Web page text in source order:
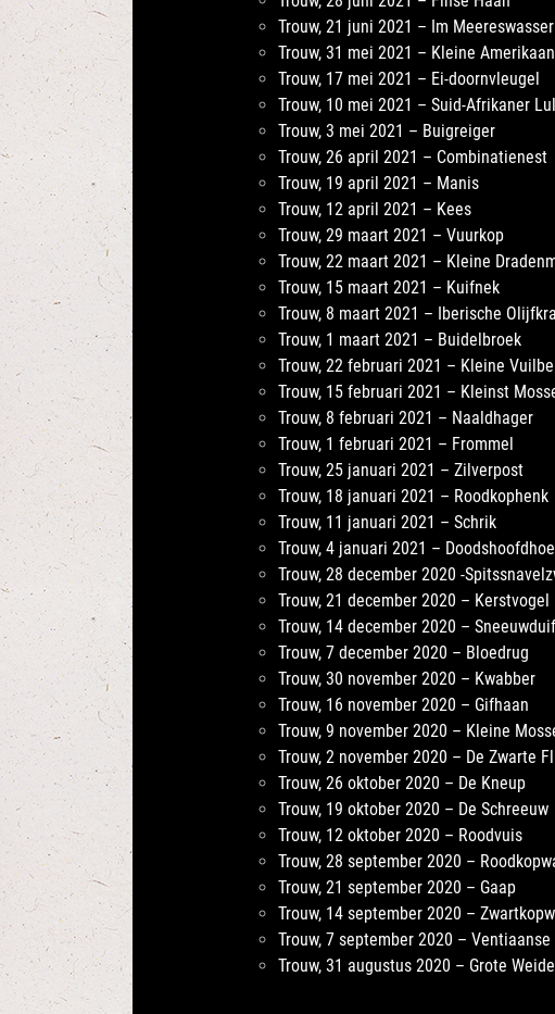
Trouw, 21 juni 2021 – Im
Trouw, 31 mei 2021 – Kleine
Trouw, 17 mei 2021 – Ei-doornvleugel
Trouw, 10 mei 2021 – Suid-Afrikaner
Trouw, 3 mei 2021 – Buigreiger
Trouw, 26 april 2021 – Combinatienest
Trouw, 19 april 2021 – Manis
Trouw, 12 april 2021 – Kees
Trouw, 29 maart 2021 – Vuurkop
Trouw, 22 maart 2021 – Kleine
Trouw, 15 maart 2021 – Kuifnek
Trouw, 8 maart 2021 – Iberische
Trouw, 1 maart 2021 – Buidelbroek
Trouw, 22 februari 2021 – Kleine
Trouw, 15 februari 2021 – Kleinst
Trouw, 8 februari 2021 – Naaldhager
Trouw, 1 februari 2021 – Frommel
Trouw, 25 januari 2021 – Zilverpost
Trouw, 18 januari 2021 – Roodkophenk
Trouw, 11 januari 2021 – Schrik
Trouw, 4 januari 2021 –
Trouw, 28 december 2020 -
Trouw, 21 december 2020 – Kerstvogel
Trouw, 14 december 2020 –
Trouw, 7 december 2020 – Bloedrug
Trouw, 30 november 2020 – Kwabber
Trouw, 16 november 2020 – Gifhaan
Trouw, 9 november 2020 – Kleine
Trouw, 2 november 2020 – De Zwarte
Trouw, 26 oktober 2020 – De Kneup
Trouw, 19 oktober 2020 – De Schreeuw
Trouw, 12 oktober 2020 – Roodvuis
Trouw, 28 september 2020 –
Trouw, 21 september 2020 – Gaap
Trouw, 14 september 2020 –
Trouw, 7 september 2020 – Ventiaanse
Trouw, 31 augustus 2020 – Grote